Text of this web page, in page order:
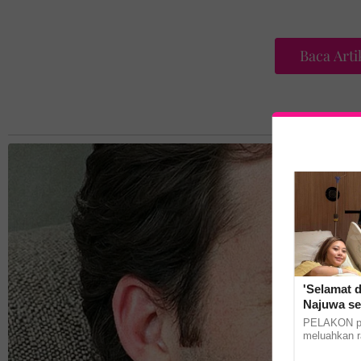
Baca
'Selamat datang Imane Laudya.'
Intan Najuwa selamat bersalin anak
'Selamat
Najuwa
PELAKON
meluahkan